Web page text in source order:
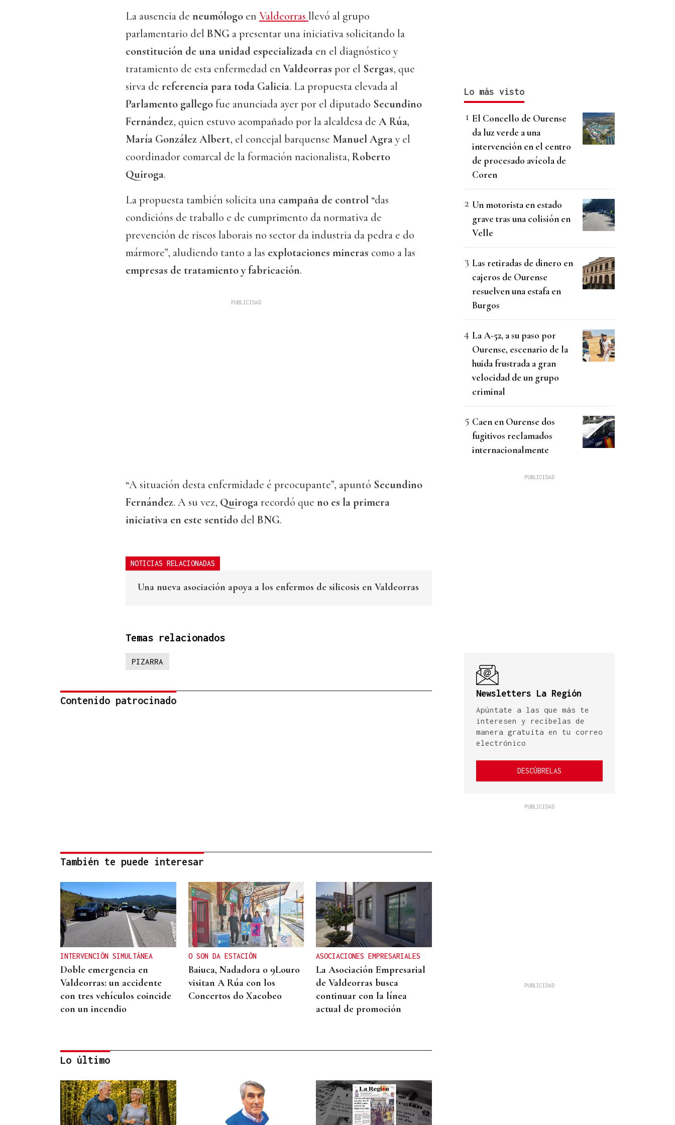
La ausencia de neumólogo en Valdeorras llevó al grupo
parlamentario del BNG a presentar una iniciativa solicitando la
constitución de una unidad especializada en el diagnóstico y
tratamiento de esta enfermedad en Valdeorras por el Sergas, que
sirva de referencia para toda Galicia. La propuesta elevada al
Parlamento gallegofue anunciada ayer por el diputado Secundino
Fernández, quien estuvo acompañado por la alcaldesa de A Rúa,
María González Albert, el concejal barquense Manuel Agray el
coordinador comarcal de la formación nacionalista, Roberto
Quiroga.
La propuesta también solicita una campaña de control “das
condicións de traballo e de cumprimento da normativa de
prevención de riscos laborais no sector da industria da pedra e do
mármore”, aludiendo tanto a las explotaciones mineras como a las
empresas de tratamiento y fabricación.
“A situación desta enfermidade é preocupante”, apuntó Secundino
Fernández. A su vez, Quirogarecordó que no es la primera
iniciativa en este sentido del BNG.
NOTICIAS RELACIONADAS
Una nueva asociación apoya a los enfermos de silicosis en Valdeorras
Temas relacionados
PIZARRA
Contenido patrocinado
También te puede interesar
INTERVENCIÓN SIMULTÁNEA
Doble emergencia en
Valdeorras: un accidente
con tres vehículos coincide
con un incendio
O SON DA ESTACIÓN
Baiuca, Nadadora o 9Louro
visitan A Rúa con los
Concertos do Xacobeo
ASOCIACIONES EMPRESARIALES
La Asociación Empresarial
de Valdeorras busca
continuar con la línea
actual de promoción
DISTRIBUIDORA FAMILIAR
Gaseosas Roca, medio siglo
Lo último
Lo más visto
El Concello de Ourense
da luz verde a una
intervención en el centro
de procesado avícola de
Coren
Un motorista en estado
grave tras una colisión en
Velle
Las retiradas de dinero en
cajeros de Ourense
resuelven una estafa en
Burgos
La A-52, a su paso por
Ourense, escenario de la
huida frustrada a gran
velocidad de un grupo
criminal
Caen en Ourense dos
fugitivos reclamados
internacionalmente
Newsletters La Región
Apúntate a las que más te
interesen y recíbelas de
manera gratuita en tu correo
electrónico
DESCÚBRELAS